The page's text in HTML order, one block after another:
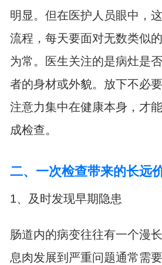
明显。但在医护人员眼中，
流程，每天要面对无数类似
为常。医生关注的是病灶是
者的身材或外貌。放下不必
注意力集中在健康本身，才
成检查。
二、一次检查带来的长远
1、及时发现早期隐患
肠道内的病变往往有一个漫
息肉发展到严重问题通常需